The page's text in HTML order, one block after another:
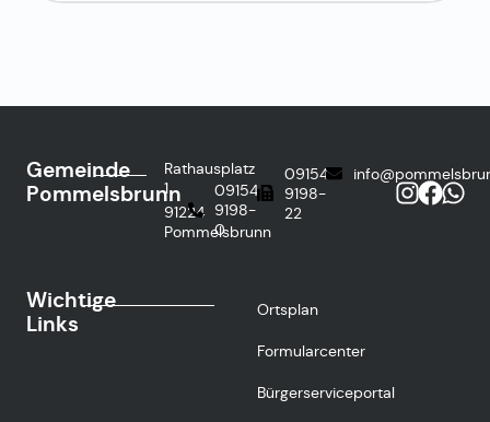
Gemeinde
Pommelsbrunn
Rathausplatz
1
91224
Pommelsbrunn
09154
9198-
0
09154
9198-
22
Wichtige
Links
Ortsplan
Formularcenter
Bürgerserviceportal